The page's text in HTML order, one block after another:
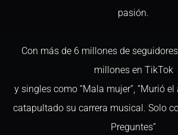
pasión.
Con más de 6 millones de
millones en TikTok
y singles como “Mala mujer”, “Murió el
catapultado su carrera musical. Solo
Preguntes”